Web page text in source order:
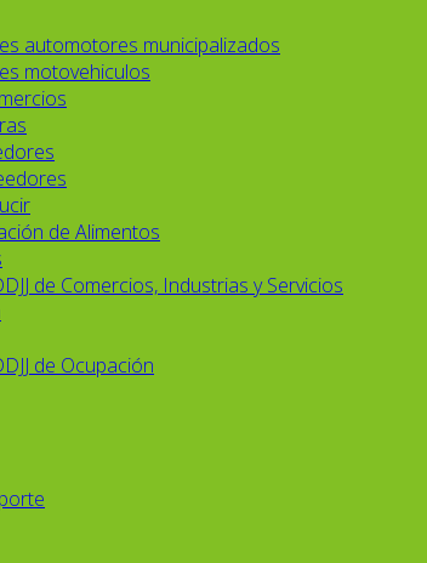
automotores municipalizados
motovehiculos
de Alimentos
de Comercios, Industrias y Servicios
de Ocupación